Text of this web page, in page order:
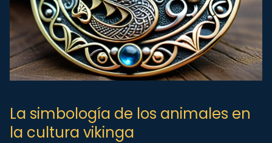
La simbología de los animales en
la cultura vikinga